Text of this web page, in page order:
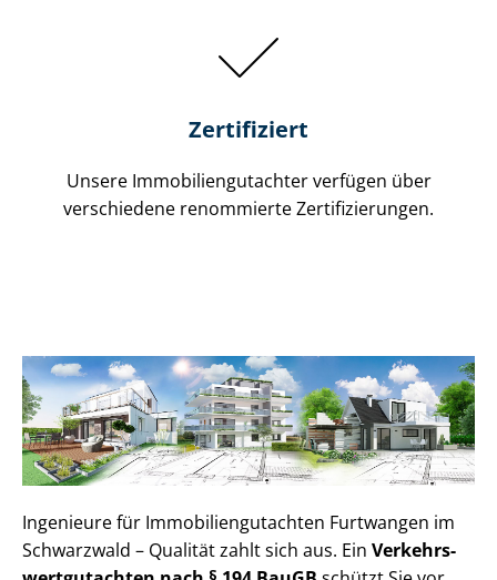
Zertifiziert
Unsere Immobilien­gutachter verfügen über
verschiedene renommierte Zer­ti­fi­zie­run­gen.
Ingenieure für Im­mo­bi­li­en­gut­ach­ten Furtwangen im
Schwarzwald – Qualität zahlt sich aus. Ein Ver­kehrs­